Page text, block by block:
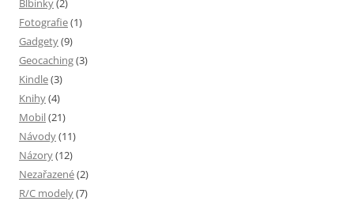
Blbinky(2)
Fotografie(1)
Gadgety(9)
Geocaching(3)
Kindle(3)
Knihy(4)
Mobil(21)
Návody(11)
Názory(12)
Nezařazené(2)
R/C modely(7)